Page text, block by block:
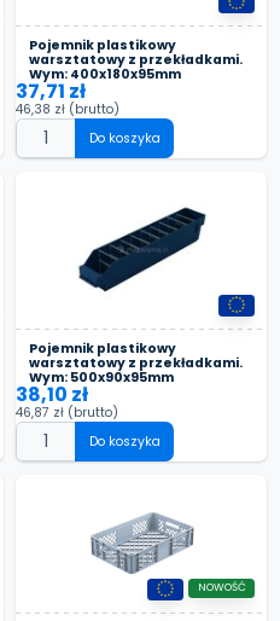
Pojemnik plastikowy
warsztatowy z przekładkami.
Wym: 400x180x95mm
37,71 zł
46,38 zł (brutto)
Do koszyka
Pojemnik plastikowy
warsztatowy z przekładkami.
Wym: 500x90x95mm
38,10 zł
46,87 zł (brutto)
Do koszyka
NOWOŚĆ